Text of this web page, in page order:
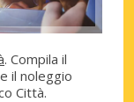
. Compila il
il noleggio
Città.